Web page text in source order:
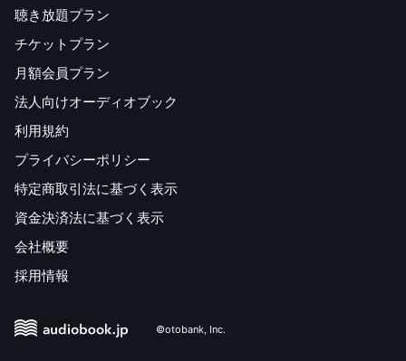
聴き放題プラン
チケットプラン
月額会員プラン
法人向けオーディオブック
利用規約
プライバシーポリシー
特定商取引法に基づく表示
資金決済法に基づく表示
会社概要
採用情報
©otobank, Inc.